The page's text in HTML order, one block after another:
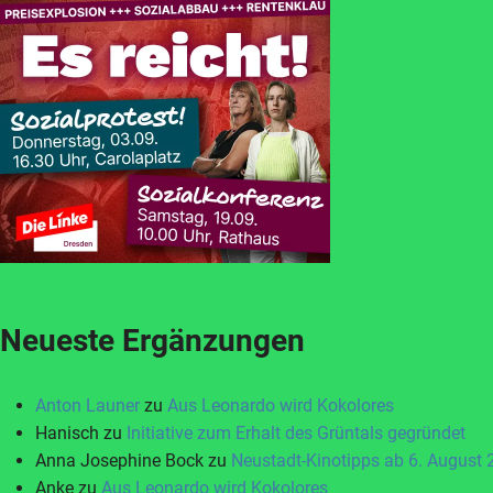
Neueste Ergänzungen
Anton Launer zu Aus Leonardo wird Kokolores
Hanisch zu Initiative zum Erhalt des Grüntals gegründet
Anna Josephine Bock zu Neustadt-Kinotipps ab 6. August
Anke zu Aus Leonardo wird Kokolores